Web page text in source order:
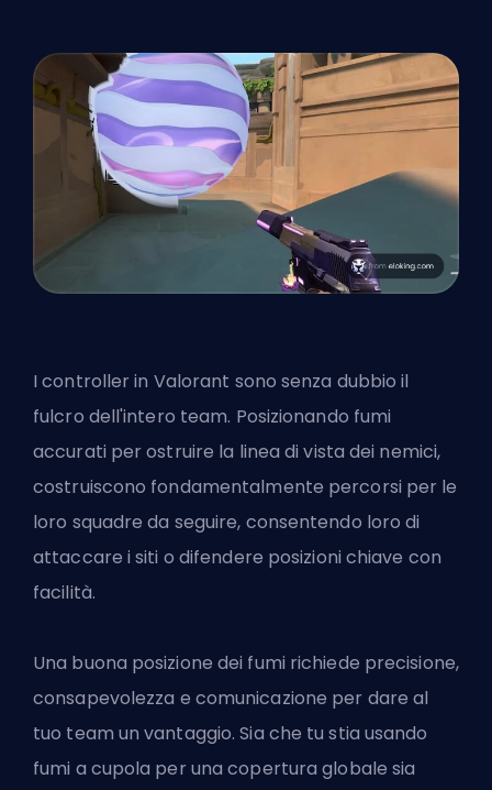
I controller in Valorant sono senza dubbio il
fulcro dell'intero team. Posizionando fumi
accurati per ostruire la linea di vista dei nemici,
costruiscono fondamentalmente percorsi per le
loro squadre da seguire, consentendo loro di
attaccare i siti o difendere posizioni chiave con
facilità.
Una buona posizione dei fumi richiede precisione,
consapevolezza e comunicazione per dare al
tuo team un vantaggio. Sia che tu stia usando
fumi a cupola per una copertura globale sia